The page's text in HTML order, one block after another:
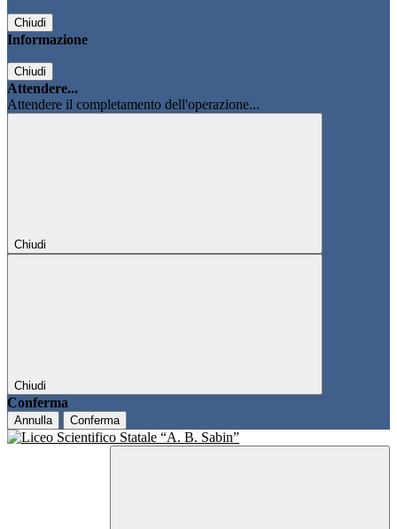
Chiudi
Informazione
Chiudi
Attendere...
Attendere il completamento dell'operazione...
Chiudi
Chiudi
Conferma
Annulla Conferma